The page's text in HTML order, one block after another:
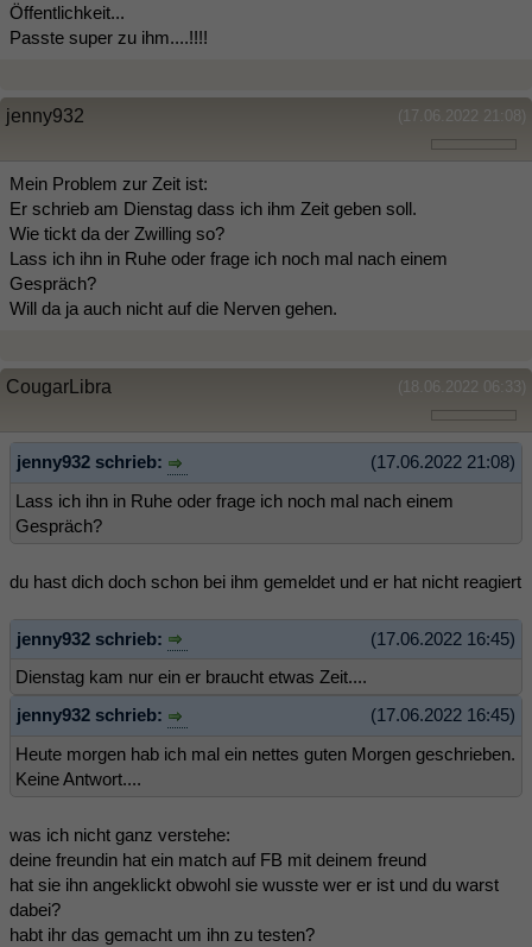
Öffentlichkeit...
Passte super zu ihm....!!!!
(17.06.2022 21:08)
jenny932
Mein Problem zur Zeit ist:
Er schrieb am Dienstag dass ich ihm Zeit geben soll.
Wie tickt da der Zwilling so?
Lass ich ihn in Ruhe oder frage ich noch mal nach einem
Gespräch?
Will da ja auch nicht auf die Nerven gehen.
(18.06.2022 06:33)
CougarLibra
(17.06.2022 21:08)
jenny932 schrieb:
Lass ich ihn in Ruhe oder frage ich noch mal nach einem
Gespräch?
du hast dich doch schon bei ihm gemeldet und er hat nicht reagiert
(17.06.2022 16:45)
jenny932 schrieb:
Dienstag kam nur ein er braucht etwas Zeit....
(17.06.2022 16:45)
jenny932 schrieb:
Heute morgen hab ich mal ein nettes guten Morgen geschrieben.
Keine Antwort....
was ich nicht ganz verstehe:
deine freundin hat ein match auf FB mit deinem freund
hat sie ihn angeklickt obwohl sie wusste wer er ist und du warst
dabei?
habt ihr das gemacht um ihn zu testen?